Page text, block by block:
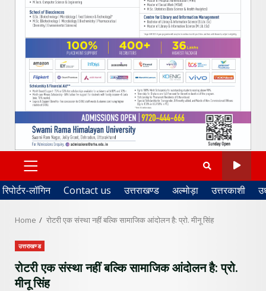
PRIMARY
MENU
रिपोर्टर-लॉगिन Contact us उत्तराखण्ड अल्मोड़ा उत्तरकाशी
Home रोटरी एक संस्था नहीं बल्कि सामाजिक आंदोलन है: प्रो. मीनू सिंह
उत्तराखण्ड
रोटरी एक संस्था नहीं बल्कि सामाजिक आंदोलन है: प्रो.
मीनू सिंह